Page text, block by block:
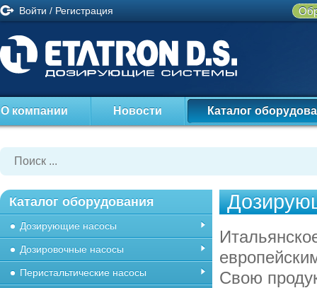
Войти / Регистрация
О компании Новости Каталог
Свою
Каталог оборудования
Дозирующие насосы
Дозировочные насосы
Перистальтические насосы